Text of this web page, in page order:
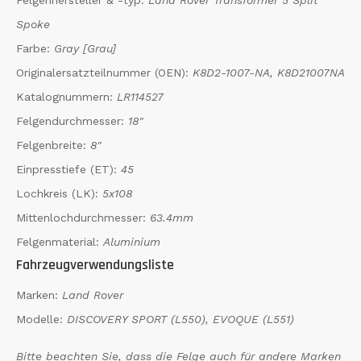
Spoke
Farbe: Gray [Grau]
Originalersatzteilnummer (OEN): K8D2-1007-NA, K8D21007NA
Katalognummern: LR114527
Felgendurchmesser: 18"
Felgenbreite: 8"
Einpresstiefe (ET): 45
Lochkreis (LK): 5x108
Mittenlochdurchmesser: 63.4mm
Felgenmaterial: Aluminium
Fahrzeugverwendungsliste
Marken: Land Rover
Modelle: DISCOVERY SPORT (L550), EVOQUE (L551)
Bitte beachten Sie, dass die Felge auch für andere Marken